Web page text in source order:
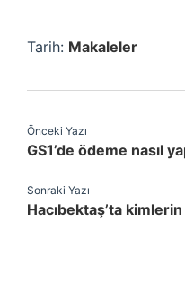
Tarih: Makaleler
Önceki Yazı
GS1’de ödeme nasıl
Sonraki Yazı
Hacıbektaş’ta